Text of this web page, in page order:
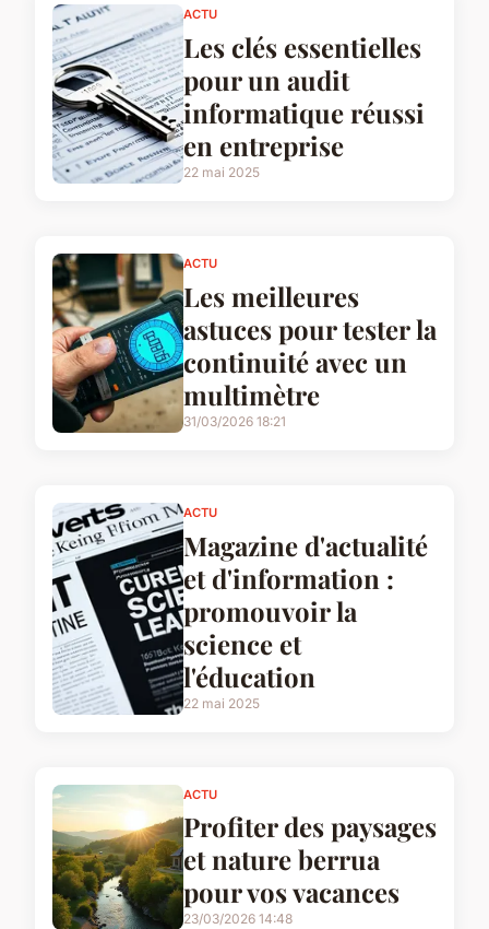
ACTU
Les clés essentielles
pour un audit
informatique réussi
en entreprise
22 mai 2025
ACTU
Les meilleures
astuces pour tester la
continuité avec un
multimètre
31/03/2026 18:21
ACTU
Magazine d'actualité
et d'information :
promouvoir la
science et
l'éducation
22 mai 2025
ACTU
Profiter des paysages
et nature berrua
pour vos vacances
23/03/2026 14:48